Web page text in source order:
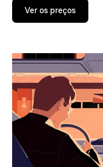
Prima
tecla
interagir
o
calendário
selecionar
uma
data.
Prima
o
botão
Ver os preços